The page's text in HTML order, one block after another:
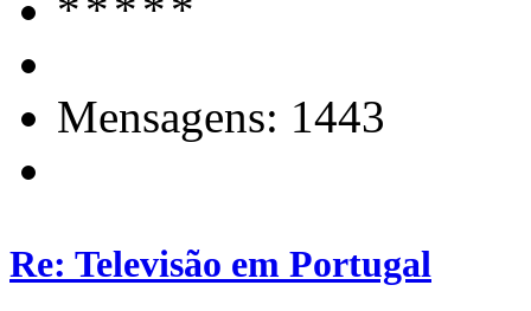
Mensagens: 1443
Re: Televisão em Portugal